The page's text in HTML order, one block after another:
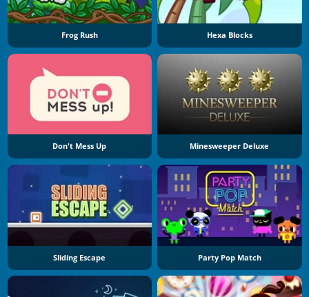
Frog Rush Hexa Blocks
Don't Mess Up Minesweeper Deluxe
Sliding Escape Party Pop Match